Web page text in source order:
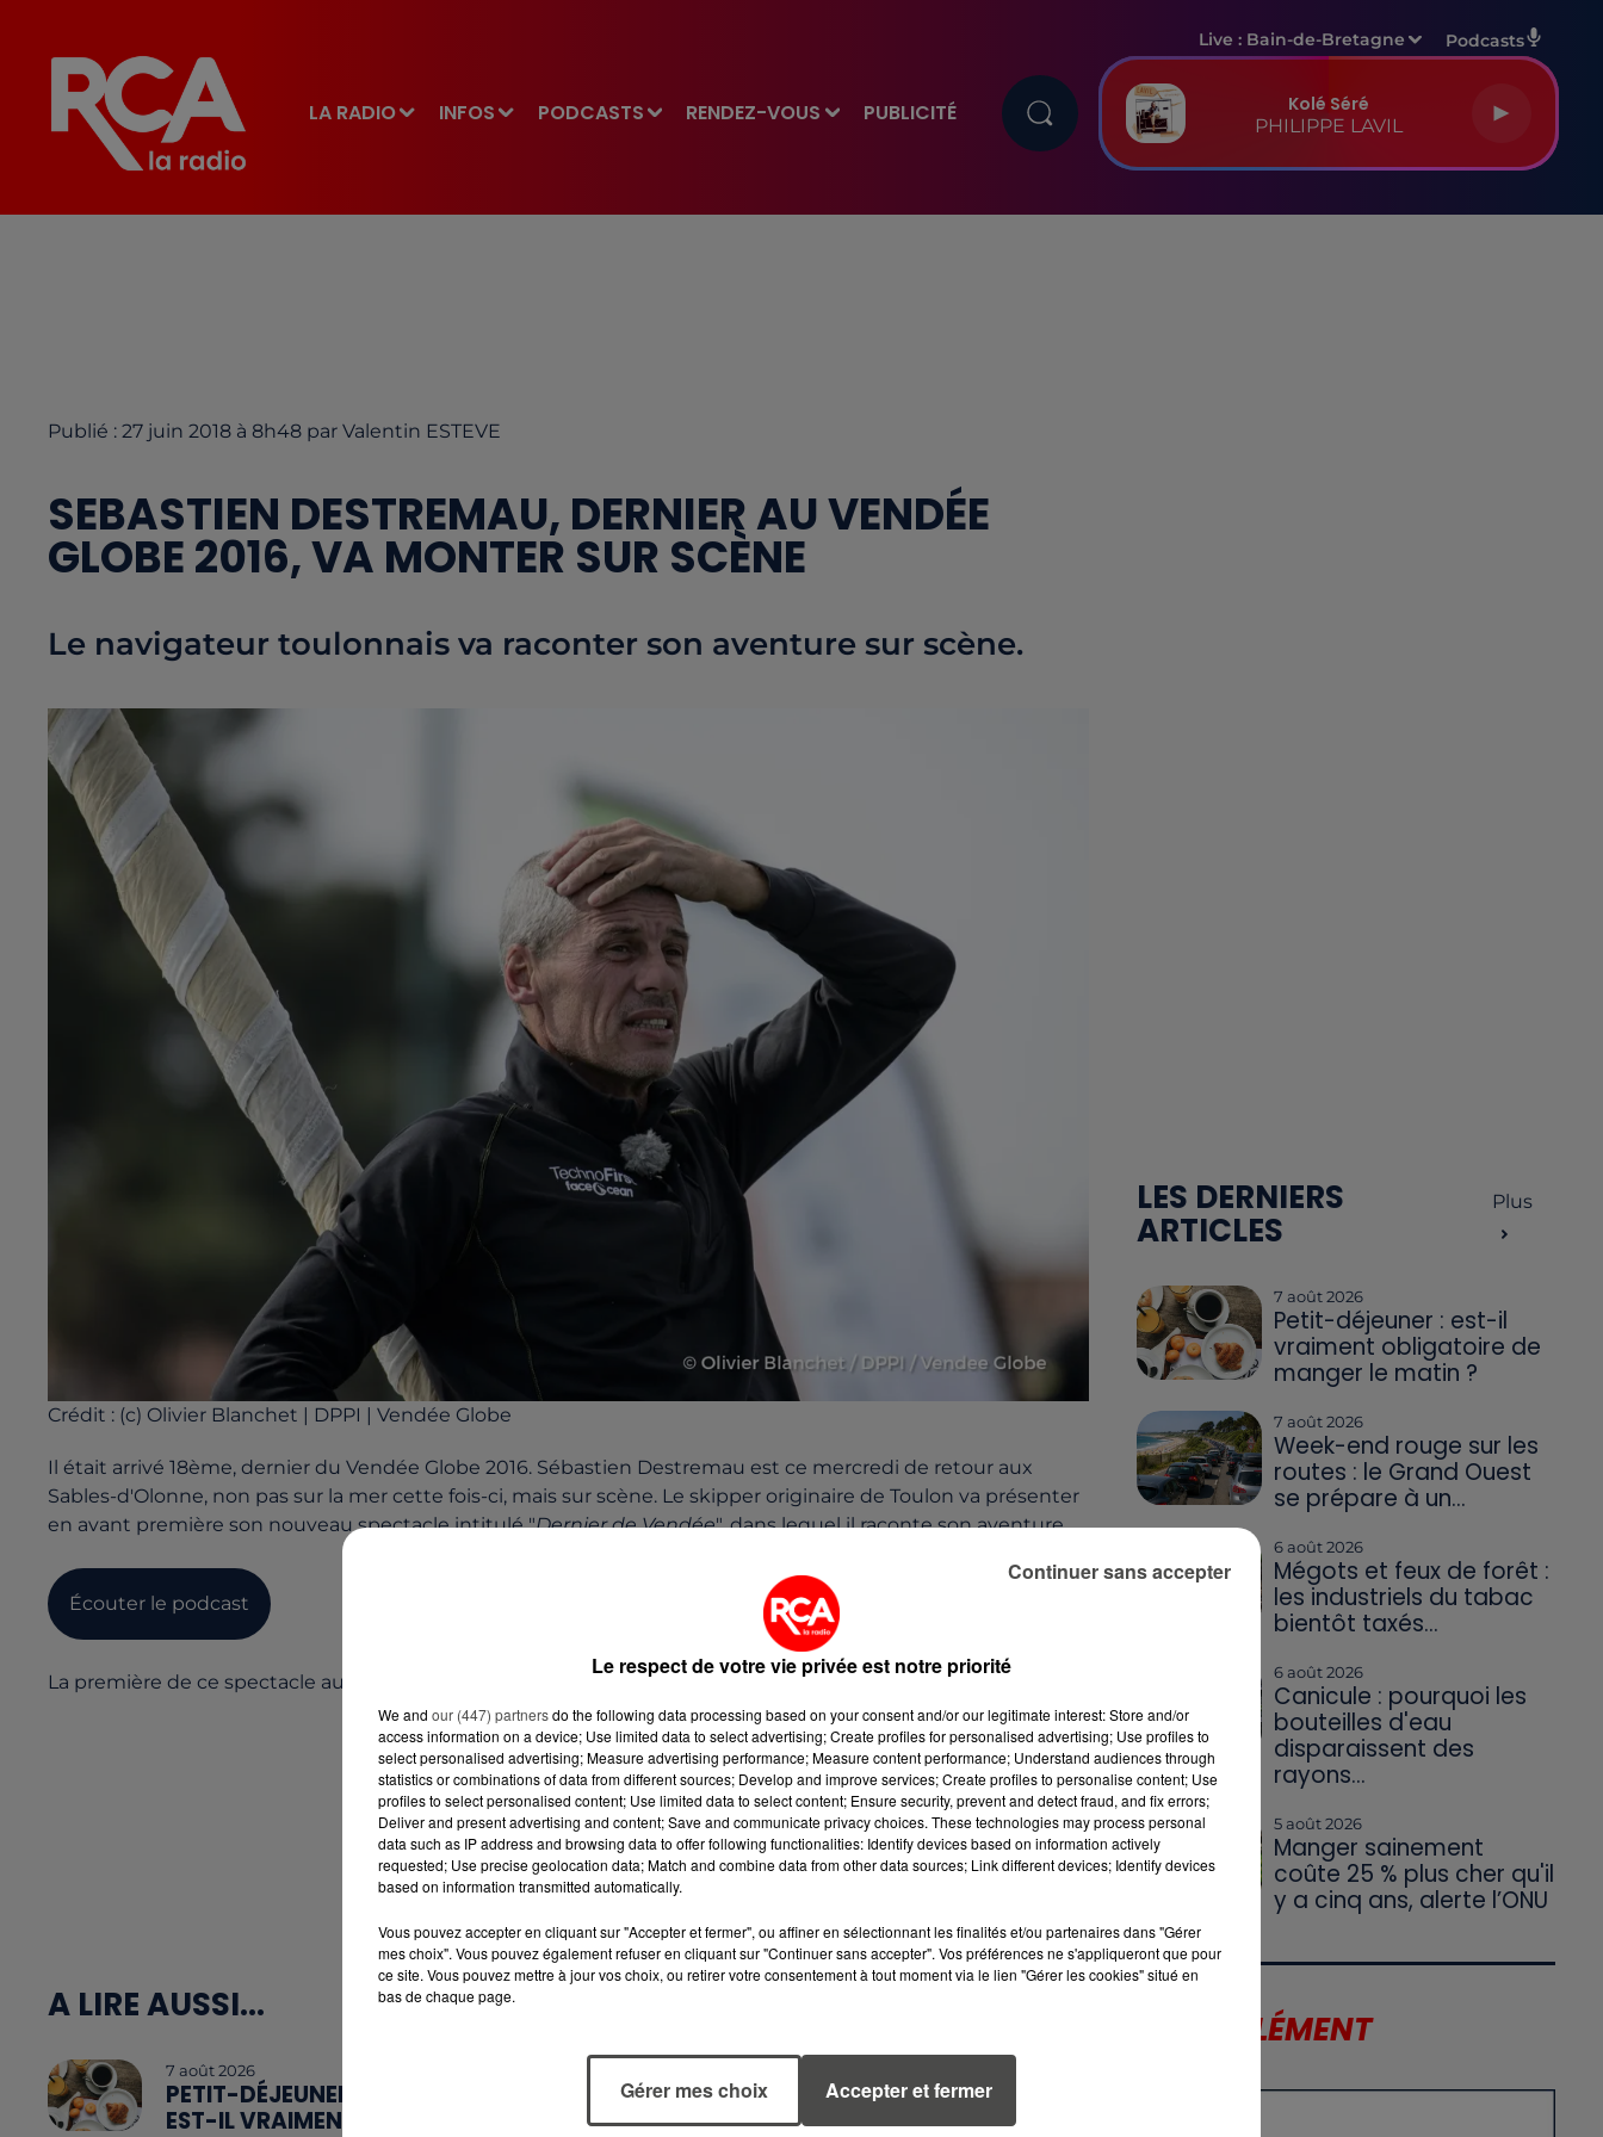
LA RADIO INFOS PODCASTS RENDEZ-VOUS PUBLICITÉ
Live : Bain-de-Bretagne Podcasts
Kolé Séré
PHILIPPE LAVIL
Publié : 27 juin 2018 à 8h48 par Valentin ESTEVE
SEBASTIEN DESTREMAU, DERNIER AU VENDÉE
GLOBE 2016, VA MONTER SUR SCÈNE
Le navigateur toulonnais va raconter son aventure sur scène.
Crédit : (c) Olivier Blanchet | DPPI | Vendée Globe
Il était arrivé 18ème, dernier du Vendée Globe 2016. Sébastien Destremau est ce mercredi de retour aux
Sables-d'Olonne, non pas sur la mer cette fois-ci, mais sur scène. Le skipper originaire de Toulon va présenter
en avant première son nouveau spectacle intitulé "Dernier de Vendée", dans lequel il raconte son aventure.
Écouter le podcast
La première de ce spectacle aura lieu ce mercredi soir au cinéma Le Palace à 20h30.
A LIRE AUSSI...
7 août 2026
PETIT-DÉJEUNER :
EST-IL VRAIMENT
WEEK-END
ROUGE SUR LES
MÉGOTS ET FEUX
DE FORÊT : LES
LES DERNIERS
ARTICLES
Plus
7 août 2026
Petit-déjeuner : est-il
vraiment obligatoire de
manger le matin ?
7 août 2026
Week-end rouge sur les
routes : le Grand Ouest
se prépare à un...
6 août 2026
Mégots et feux de forêt :
les industriels du tabac
bientôt taxés...
6 août 2026
Canicule : pourquoi les
bouteilles d'eau
disparaissent des
rayons...
5 août 2026
Manger sainement
coûte 25 % plus cher qu'il
y a cinq ans, alerte l’ONU
LE SUPPLÉMENT
Le respect de votre vie privée est notre priorité
We and our (447) partnersdo the following data processing based on your consent and/or our legitimate interest: Store and/or
access information on a device; Use limited data to select advertising; Create profiles for personalised advertising; Use profiles to
select personalised advertising; Measure advertising performance; Measure content performance; Understand audiences through
statistics or combinations of data from different sources; Develop and improve services; Create profiles to personalise content; Use
profiles to select personalised content; Use limited data to select content; Ensure security, prevent and detect fraud, and fix errors;
Deliver and present advertising and content; Save and communicate privacy choices. These technologies may process personal
data such as IP address and browsing data to offer following functionalities: Identify devices based on information actively
requested; Use precise geolocation data; Match and combine data from other data sources; Link different devices; Identify devices
based on information transmitted automatically.
Vous pouvez accepter en cliquant sur "Accepter et fermer", ou affiner en sélectionnant les finalités et/ou partenaires dans "Gérer
mes choix". Vous pouvez également refuser en cliquant sur "Continuer sans accepter". Vos préférences ne s'appliqueront que pour
ce site. Vous pouvez mettre à jour vos choix, ou retirer votre consentement à tout moment via le lien "Gérer les cookies" situé en
bas de chaque page.
Gérer mes choix Accepter et fermer
Continuer sans accepter